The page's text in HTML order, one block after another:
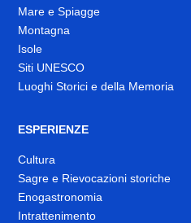
Mare e Spiagge
Montagna
Isole
Siti UNESCO
Luoghi Storici e della Memoria
ESPERIENZE
Cultura
Sagre e Rievocazioni storiche
Enogastronomia
Intrattenimento